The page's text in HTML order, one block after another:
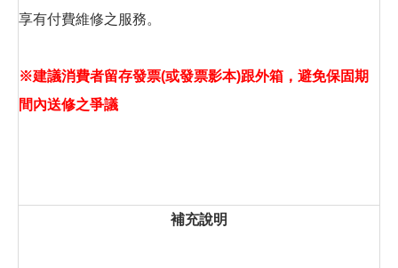
享有付費維修之服務。
※建議消費者留存發票(或發票影本)跟外箱，避免保固期
間內送修之爭議
補充說明